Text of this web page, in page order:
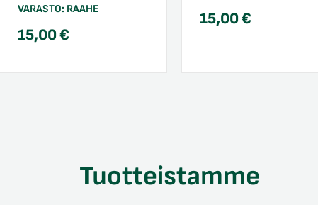
VARASTO: RAAHE
15,00€
15,00€
Tuotteistamme